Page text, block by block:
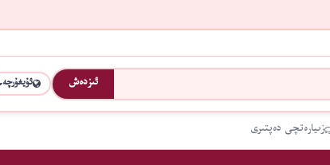
ئىزدەش ئۇيغۇرچە
زىيارەتچى دەپتىرى